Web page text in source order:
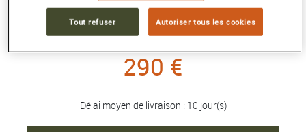
Référence :B5CO024G
Collection :
Madone croix
290 €
Délai moyen de livraison : 10 jour(s)
Tout refuser Autoriser tous les cookies